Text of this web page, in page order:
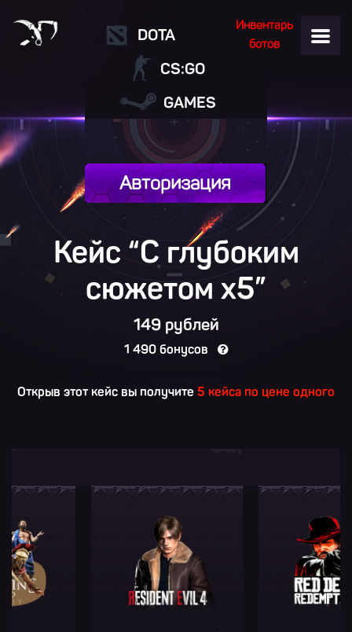
Инвентарь
ботов
DOTA
CS:GO
GAMES
Авторизация
Кейс “С глубоким
сюжетомx5”
149 рублей
1 490 бонусов
Открыв этот кейс вы получите 5 кейса по цене одного